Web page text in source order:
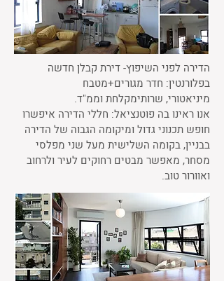
הדירה לפני השיפוץ- דירת קבלן חדשה
בפלורנטין: חדר מגורים+מטבח
מיניאטורי, שרותימקלחת וממ"ד.
אנו ראינו בה פוטנציאל: חללי הדירה איפשרו
חופש תכנוני גדול ומיקומה הגבוה של הדירה
בבניין, בקומה השלישית מעל שני מפלסי
מסחר, מאפשר מבטים רחוקים לעיר ולרחוב
ואוורור טוב.